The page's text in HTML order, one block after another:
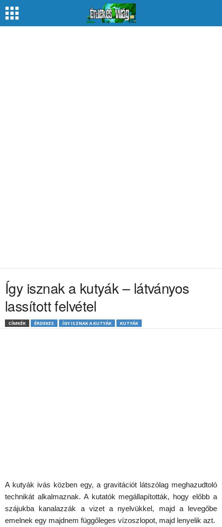
Így isznak a kutyák – látványos
lassított felvétel
CÍMKÉK ÉRDEKES ÍGY ISZNAK A KUTYÁK KUTYÁK
A kutyák ivás közben egy, a gravitációt látszólag meghazudtoló
technikát alkalmaznak. A kutatók megállapították, hogy előbb a
szájukba kanalazzák a vizet a nyelvükkel, majd a levegőbe
emelnek egy majdnem függőleges vízoszlopot, majd lenyelik azt.